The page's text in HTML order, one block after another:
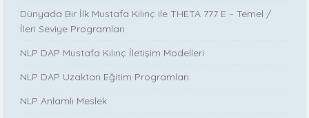
Dünyada Bir İlk Mustafa Kılınç ile THETA 777 E – Temel /
İleri Seviye Programları
NLP DAP Mustafa Kılınç İletişim Modelleri
NLP DAP Uzaktan Eğitim Programları
NLP Anlamlı Meslek